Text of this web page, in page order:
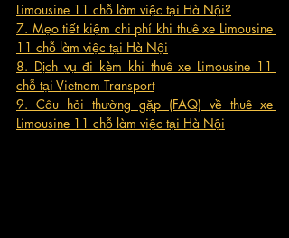
Limousine 11 chỗ làm việc tại Hà Nội?
7. Mẹo tiết kiệm chi phí khi thuê xe Limousine
11 chỗ làm việc tại Hà Nội
8. Dịch vụ đi kèm khi thuê xe Limousine 11
chỗ tại Vietnam Transport
9. Câu hỏi thường gặp (FAQ) về thuê xe
Limousine 11 chỗ làm việc tại Hà Nội